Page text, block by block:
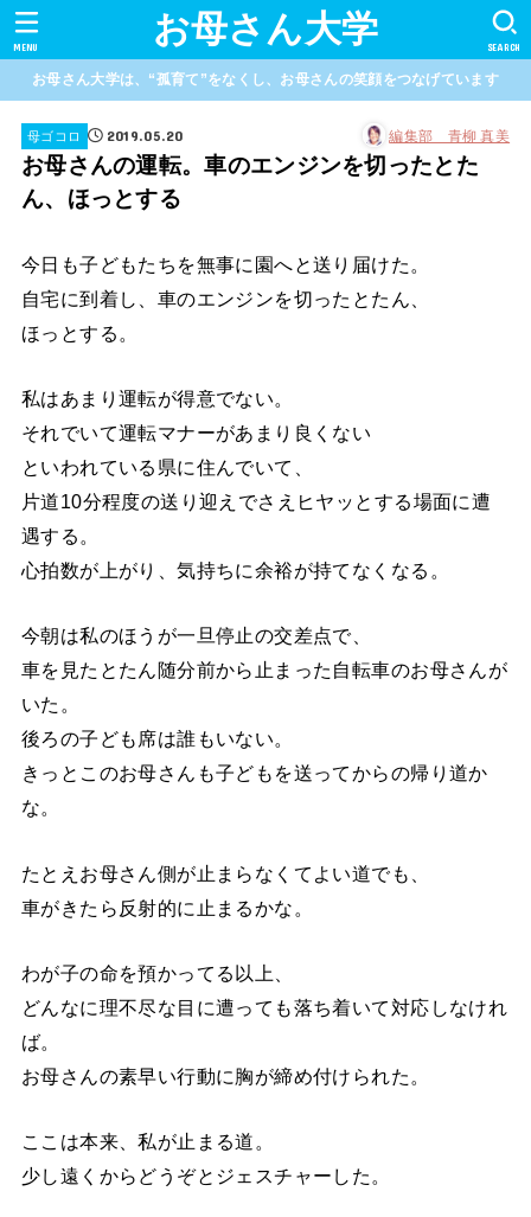
お母さん大学 SEARCH
MENU
お母さん大学は、“孤育て”をなくし、お母さんの笑顔をつなげています
母ゴコロ 2019.05.20 編集部 青柳 真美
お母さんの運転。車のエンジンを切ったとた
ん、ほっとする
今日も子どもたちを無事に園へと送り届けた。
自宅に到着し、車のエンジンを切ったとたん、
ほっとする。
私はあまり運転が得意でない。
それでいて運転マナーがあまり良くない
といわれている県に住んでいて、
片道10分程度の送り迎えでさえヒヤッとする場面に遭
遇する。
心拍数が上がり、気持ちに余裕が持てなくなる。
今朝は私のほうが一旦停止の交差点で、
車を見たとたん随分前から止まった自転車のお母さんが
いた。
後ろの子ども席は誰もいない。
きっとこのお母さんも子どもを送ってからの帰り道か
な。
たとえお母さん側が止まらなくてよい道でも、
車がきたら反射的に止まるかな。
わが子の命を預かってる以上、
どんなに理不尽な目に遭っても落ち着いて対応しなけれ
ば。
お母さんの素早い行動に胸が締め付けられた。
ここは本来、私が止まる道。
少し遠くからどうぞとジェスチャーした。